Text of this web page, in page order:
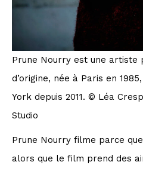
Prune Nourry est une artiste
d’origine, née à Paris en
York depuis 2011. © Léa
Studio
Prune Nourry filme parce
alors que le film prend des